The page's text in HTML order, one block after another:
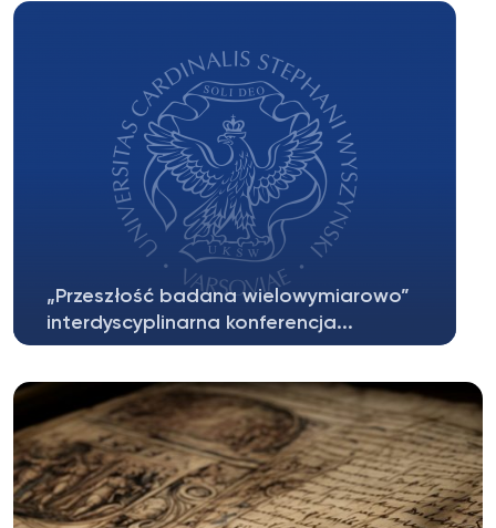
„Przeszłość badana wielowymiarowo”
interdyscyplinarna konferencja...
mamy zaszczyt zaprosić na interdyscyplinarną...